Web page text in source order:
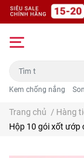
Kem chống nắng
Trang chủ / Hàng
Hộp 10 gói xốt ướp